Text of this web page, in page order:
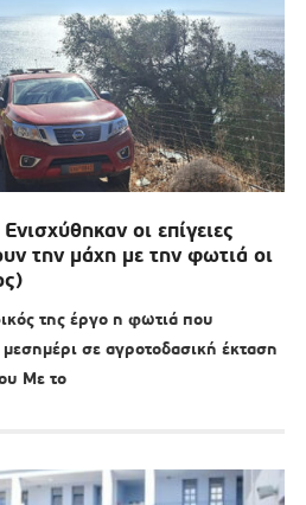
οι επίγειες
την μάχη με την φωτιά οι
της έργο η φωτιά που
σε αγροτοδασική έκταση
Με το